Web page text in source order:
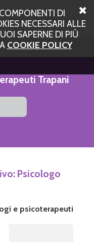
DI
NECESSARI ALLE
SAPERNE DI PIÙ
COOKIE POLICY
Trapani
Psicologo
e psicoterapeuti